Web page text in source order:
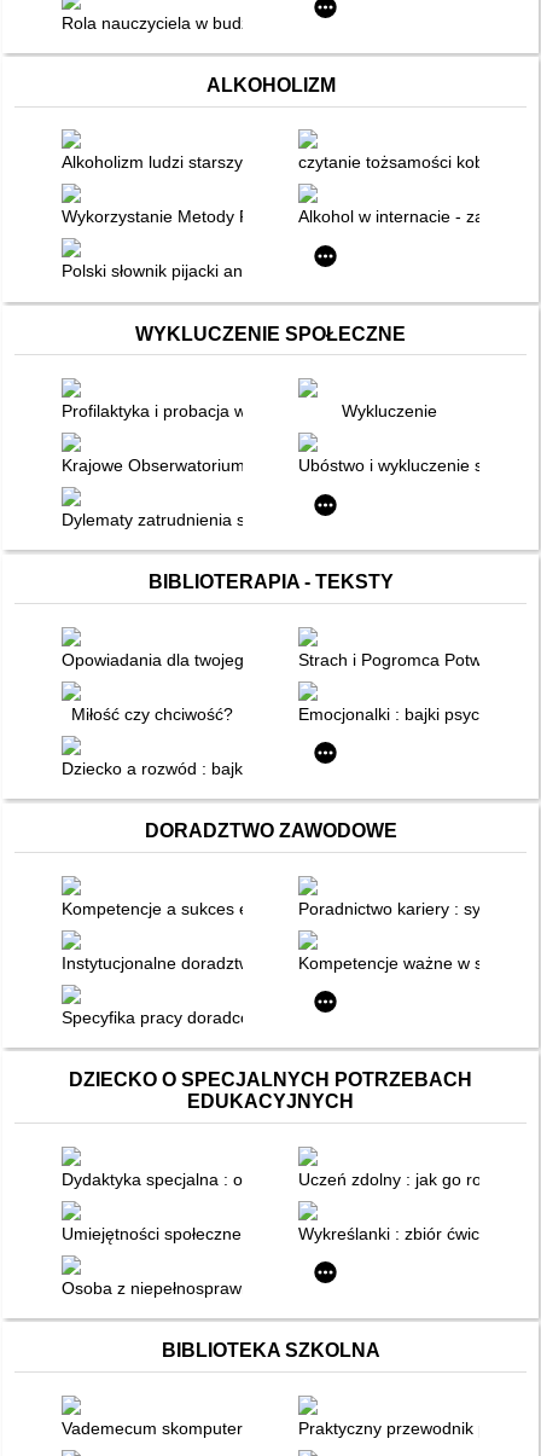
Rola nauczyciela w budzeniu motywacji na lekcjach języka
ALKOHOLIZM
Alkoholizm ludzi starszych w stacjonarnych placówkach
czytanie tożsamości kobiecej
Wykorzystanie Metody Ruchu Rozwijającego Weroniki
Alkohol w internacie -
Polski słownik pijacki antologia i bachiczna
WYKLUCZENIE SPOŁECZNE
Profilaktyka i probacja w środowisku lokalnym
Wykluczenie
Krajowe Obserwatorium Ubóstwa i Wykluczenia Społecznego
Ubóstwo i wykluczenie
Dylematy zatrudnienia socjalnego
BIBLIOTERAPIA - TEKSTY
Opowiadania dla twojego dziecka. Część 1Strach i Pogromca Potworów
Miłość czy chciwość? Emocjonalki : bajki
Dziecko a rozwód : bajki dla dzieci rozwodzących się rodziców
DORADZTWO ZAWODOWE
Kompetencje a sukces edukacyjno-zawodowy. Scenariusz
Poradnictwo kariery : systemy i
Instytucjonalne doradztwo zawodowe. Diagnoza i model
Kompetencje ważne w szkole,
Specyfika pracy doradców zawodowych
DZIECKO O SPECJALNYCH POTRZEBACH
EDUKACYJNYCH
Dydaktyka specjalna : od systematyki do projektowania
Uczeń zdolny : jak go
Umiejętności społeczne dzieci : kształtowanie rozwoju
Wykreślanki : zbiór ćwiczeń dla
Osoba z niepełnosprawnością na ścieżkach życia : kultura,
BIBLIOTEKA SZKOLNA
Vademecum skomputeryzowanego nauczyciela bibliotekarza
Praktyczny przewodnik po